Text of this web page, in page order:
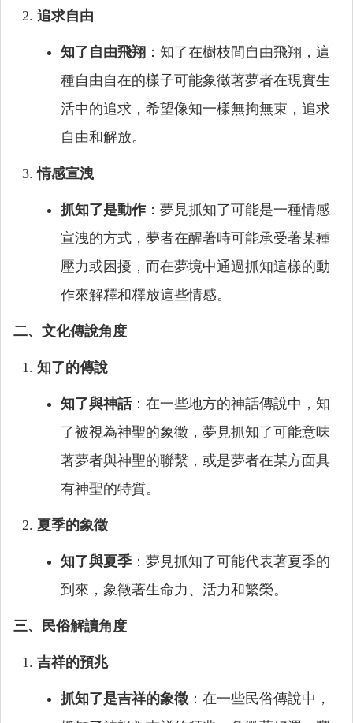
追求自由
知了自由飛翔 ：知了在樹枝間自由飛翔，這
種自由自在的樣子可能象徵著夢者在現實生
活中的追求，希望像知一樣無拘無束，追求
自由和解放。
情感宣洩
抓知了是動作：夢見抓知了可能是一種情感
宣洩的方式，夢者在醒著時可能承受著某種
壓力或困擾，而在夢境中通過抓知這樣的動
作來解釋和釋放這些情感。
二、文化傳說角度
知了的傳說
知了與神話：在一些地方的神話傳說中，知
了被視為神聖的象徵，夢見抓知了可能意味
著夢者與神聖的聯繫，或是夢者在某方面具
有神聖的特質。
夏季的象徵
知了與夏季 ：夢見抓知了可能代表著夏季的
到來，象徵著生命力、活力和繁榮。
三、民俗解讀角度
吉祥的預兆
抓知了是吉祥的象徵 ：在一些民俗傳說中，